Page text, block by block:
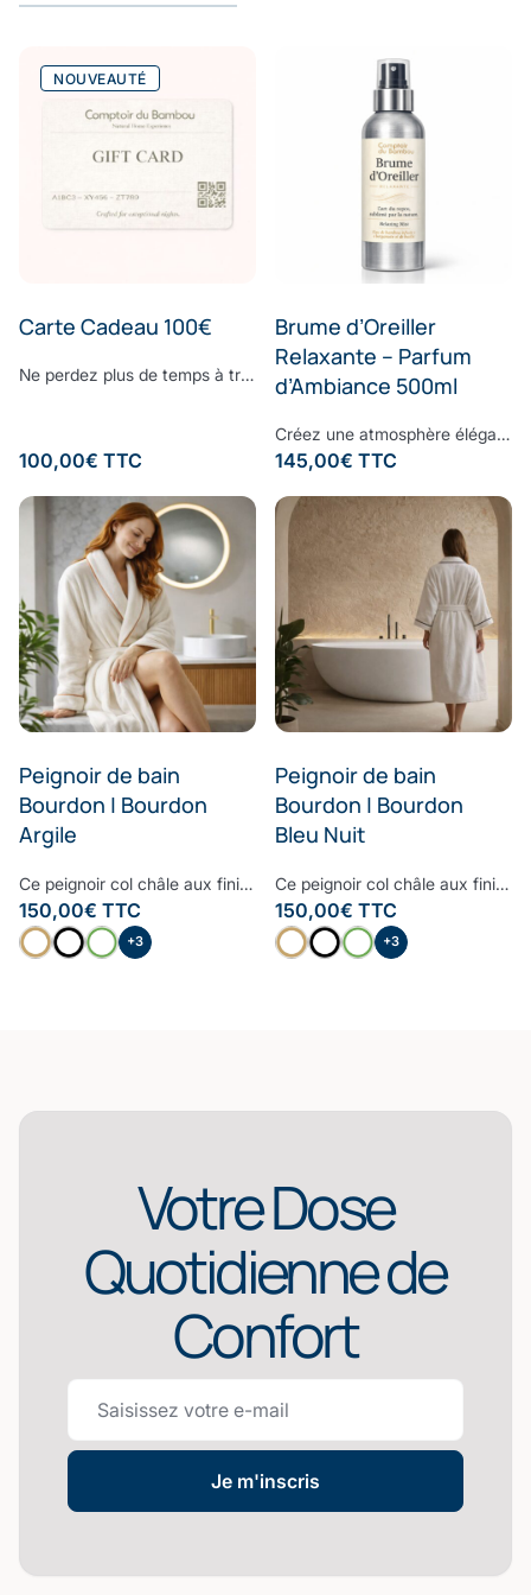
NOUVEAUTÉ
Carte Cadeau 100€
Ne perdez plus de temps à trouver le cadeau parfait. Surprenez vos proches avec le cadeau dont ils ont toujours rêvé : offrez-leur la E-Carte Cadeau Comptoir du Bambou pour leur permettre de réaliser toutes leurs envies. Choisissez le montant à créditer sur la carte cadeau, ajoutez un message personnalisé et laissez la magie Comptoir du Bambou opérer.
100,00€ TTC
Brume d’Oreiller
Relaxante – Parfum
d’Ambiance 500ml
Créez une atmosphère élégante et apaisante, à chaque instant.Vaporisez cette brume d’ambiance dans votre intérieur pour diffuser une signature olfactive raffinée, subtile et enveloppante. Sa composition associe une eau de bambou délicate à des notes fraîches d’écorces de bergamote et de feuilles de basilic, légèrement froissées. Une fragrance contemporaine où la douceur végétale rencontre la vivacité des agrumes, pour un équilibre parfaitement maîtrisé. À la fois fraîche, naturelle et sophistiquée, cette senteur transforme vos espaces en véritables lieux de bien-être, inspirés des plus beaux établissements. Formulée sans ingrédients synthétiques controversés, elle respecte votre environnement tout en sublimant votre intérieur. Sillage : bergamote - bambou - basilic - musc
145,00€ TTC
Peignoir de bain
Bourdon | Bourdon
Argile
Ce peignoir col châle aux finitions raffinées et haut de gamme est le peignoir à avoir dans sa salle de bain. Moelleux, doux et très confortable, le bourdon embelli ce peignoir pour lui donner un style contemporain et cosy. Confectionné à partir d’une des fibres les plus nobles, la Fibre B., ce peignoir est ultra-doux, absorbant et sèche rapidement. Notre linge de bain participe avec style à votre bien-être et à la protection de la planète. Nos Collections de linge de bain sont fabriquées dans les meilleurs ateliers d’Europe.
150,00€ TTC
+3
Peignoir de bain
Bourdon | Bourdon
Bleu Nuit
Ce peignoir col châle aux finitions raffinées et haut de gamme est le peignoir à avoir dans sa salle de bain. Moelleux, doux et très confortable, le bourdon embelli ce peignoir pour lui donner un style contemporain et cosy. Confectionné à partir d’une des fibres les plus nobles, la Fibre B., ce peignoir est ultra-doux, absorbant et sèche rapidement. Notre linge de bain participe avec style à votre bien-être et à la protection de la planète. Nos Collections de linge de bain sont fabriquées dans les meilleurs ateliers d’Europe.
150,00€ TTC
+3
Votre Dose
Quotidienne de
Confort
Je m'inscris